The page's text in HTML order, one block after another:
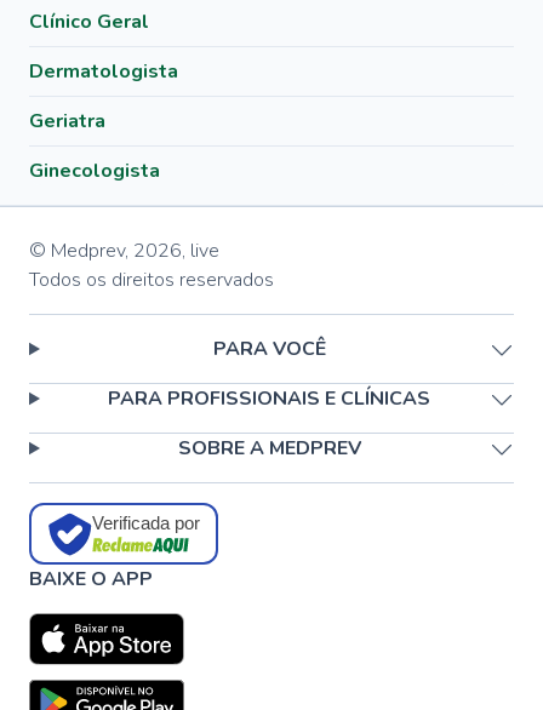
Clínico Geral
Dermatologista
Geriatra
Ginecologista
© Medprev, 2026, live
Todos os direitos reservados
PARA VOCÊ
PARA PROFISSIONAIS E CLÍNICAS
SOBRE A MEDPREV
Verificada por
BAIXE O APP